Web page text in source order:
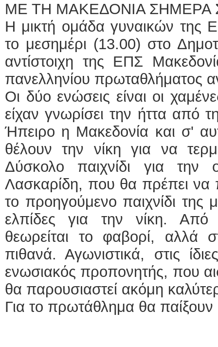
ΜΕ ΤΗ ΜΑΚΕΔΟΝΙΑ ΣΗΜΕΡΑ
Η μικτή ομάδα γυναικών της
το μεσημέρι (13.00) στο
αντίστοιχη της ΕΠΣ
πανελληνίου πρωταθλήματος
Οι δύο ενώσεις είναι οι
είχαν γνωρίσει την ήττα από
Ήπειρο η Μακεδονία και σ'
θέλουν την νίκη για να
Δύσκολο παιχνίδι για την
Λασκαρίδη, που θα πρέπει να
το προηγούμενο παιχνίδι της
ελπίδες για την νίκη.
θεωρείται το φαβορί, αλλά
πιθανά. Αγωνιστικά, στις
ενωσιακός προπονητής, που
θα παρουσιαστεί ακόμη
Για το πρωτάθλημα θα